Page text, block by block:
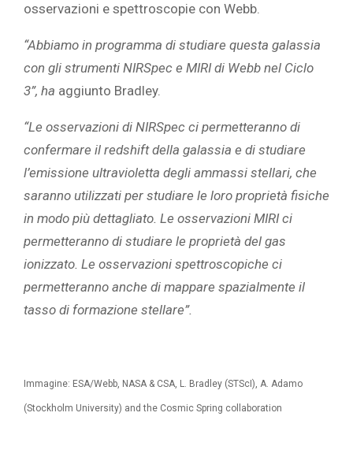
osservazioni e spettroscopie con Webb.
“Abbiamo in programma di studiare questa galassia
con gli strumenti NIRSpec e MIRI di Webb nel Ciclo
3”, ha aggiunto Bradley.
“Le osservazioni di NIRSpec ci permetteranno di
confermare il redshift della galassia e di studiare
l’emissione ultravioletta degli ammassi stellari, che
saranno utilizzati per studiare le loro proprietà fisiche
in modo più dettagliato. Le osservazioni MIRI ci
permetteranno di studiare le proprietà del gas
ionizzato. Le osservazioni spettroscopiche ci
permetteranno anche di mappare spazialmente il
tasso di formazione stellare”.
Immagine: ESA/Webb, NASA & CSA, L. Bradley (STScI), A. Adamo
(Stockholm University) and the Cosmic Spring collaboration